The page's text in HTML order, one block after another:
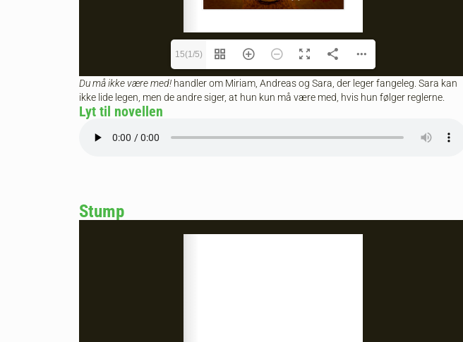
15(1/5)
Du må ikke være med! handler om Miriam, Andreas og Sara, der leger fangeleg. Sara kan
ikke lide legen, men de andre siger, at hun kun må være med, hvis hun følger reglerne.
Lyt til novellen
Stump